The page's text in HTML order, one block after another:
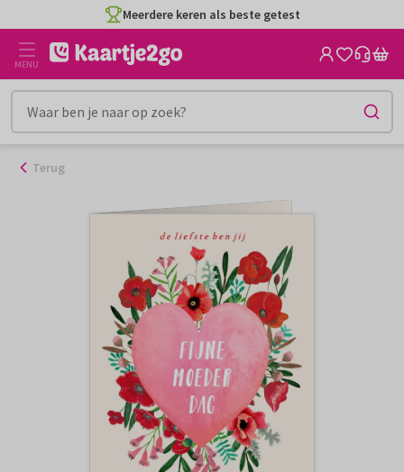
naar
inhoud
Meerdere keren als beste getest
MENU
Terug